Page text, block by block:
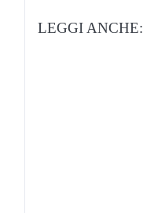
LEGGI ANCHE: